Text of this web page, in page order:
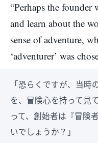
“Perhaps the founder
and learn about the
sense of adventure,
‘adventurer’ was
「恐らくですが、当
を、冒険心を持って見
って、創始者は『冒険
いでしょうか？」